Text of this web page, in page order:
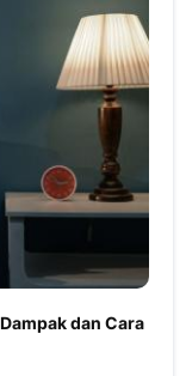
dan Cara